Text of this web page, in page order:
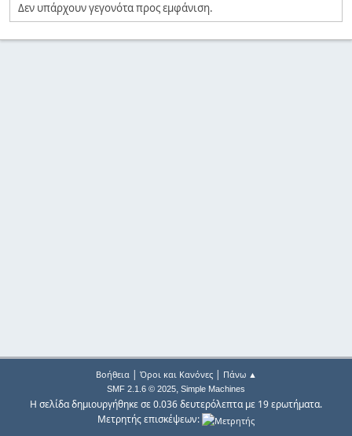
Δεν υπάρχουν γεγονότα προς εμφάνιση.
Βοήθεια| Όροι και Κανόνες| Πάνω ▲
SMF 2.1.6 © 2025, Simple Machines
Η σελίδα δημιουργήθηκε σε 0.036 δευτερόλεπτα με 19 ερωτήματα.
Μετρητής επισκέψεων: